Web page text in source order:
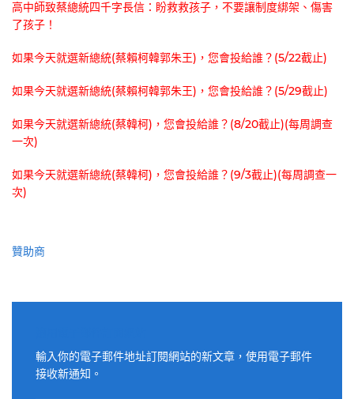
高中師致蔡總統四千字長信：盼救救孩子，不要讓制度綁架、傷害
了孩子！
如果今天就選新總統(蔡賴柯韓郭朱王)，您會投給誰？(5/22截止)
如果今天就選新總統(蔡賴柯韓郭朱王)，您會投給誰？(5/29截止)
如果今天就選新總統(蔡韓柯)，您會投給誰？(8/20截止)(每周調查
一次)
如果今天就選新總統(蔡韓柯)，您會投給誰？(9/3截止)(每周調查一
次)
贊助商
輸入你的電子郵件地址訂閱網站的新文章，使用電子郵件
接收新通知。